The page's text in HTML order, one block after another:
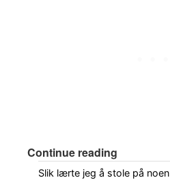
Continue reading
Slik lærte jeg å stole på